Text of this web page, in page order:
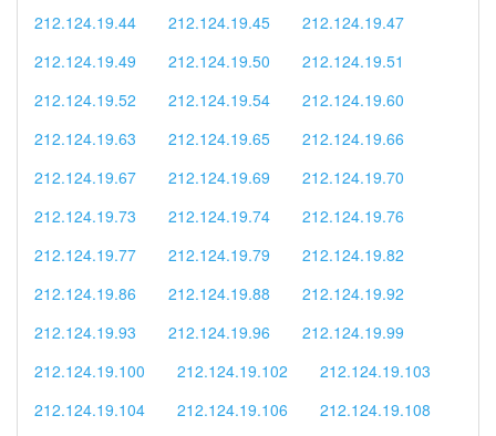
212.124.19.44
212.124.19.45
212.124.19.47
212.124.19.49
212.124.19.50
212.124.19.51
212.124.19.52
212.124.19.54
212.124.19.60
212.124.19.63
212.124.19.65
212.124.19.66
212.124.19.67
212.124.19.69
212.124.19.70
212.124.19.73
212.124.19.74
212.124.19.76
212.124.19.77
212.124.19.79
212.124.19.82
212.124.19.86
212.124.19.88
212.124.19.92
212.124.19.93
212.124.19.96
212.124.19.99
212.124.19.100
212.124.19.102
212.124.19.103
212.124.19.104
212.124.19.106
212.124.19.108